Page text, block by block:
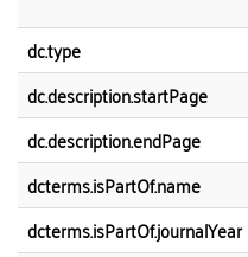
dc.type
dc.description.startPage
dc.description.endPage
dcterms.isPartOf.name
dcterms.isPartOf.journalYear